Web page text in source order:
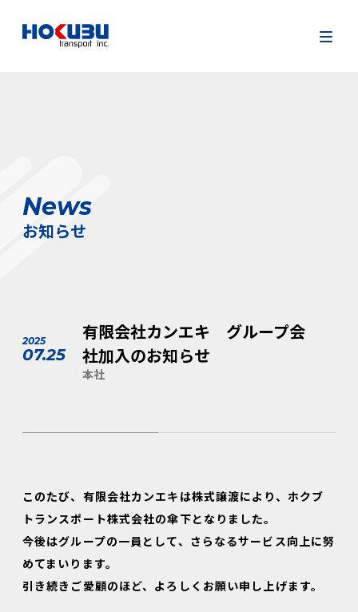
News
お知らせ
2025
07.25
有限会社カンエキ グループ会
社加入のお知らせ
本社
このたび、有限会社カンエキは株式譲渡により、ホクブ
トランスポート株式会社の傘下となりました。
今後はグループの一員として、さらなるサービス向上に努
めてまいります。
引き続きご愛顧のほど、よろしくお願い申し上げます。